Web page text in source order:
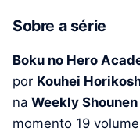
Sobre a série
Boku no Hero
por Kouhei
na Weekly
momento 19